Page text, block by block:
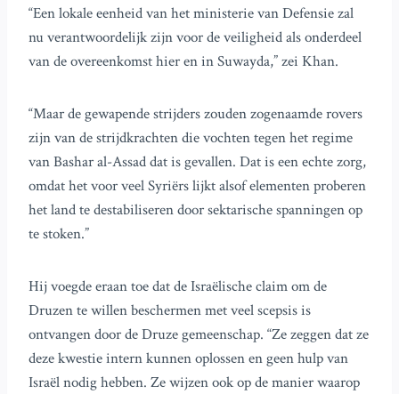
“Een lokale eenheid van het ministerie van Defensie zal
nu verantwoordelijk zijn voor de veiligheid als onderdeel
van de overeenkomst hier en in Suwayda,” zei Khan.
“Maar de gewapende strijders zouden zogenaamde rovers
zijn van de strijdkrachten die vochten tegen het regime
van Bashar al-Assad dat is gevallen. Dat is een echte zorg,
omdat het voor veel Syriërs lijkt alsof elementen proberen
het land te destabiliseren door sektarische spanningen op
te stoken.”
Hij voegde eraan toe dat de Israëlische claim om de
Druzen te willen beschermen met veel scepsis is
ontvangen door de Druze gemeenschap. “Ze zeggen dat ze
deze kwestie intern kunnen oplossen en geen hulp van
Israël nodig hebben. Ze wijzen ook op de manier waarop